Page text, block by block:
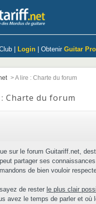
| Login | Obtenir Guitar Pro
>A lire : Charte du forum
Charte du forum
sur le forum Guitariff.net,
partager ses
de bien vouloir
de rester le plus clair
avez le temps de parler et où